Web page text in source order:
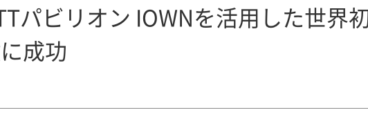
パビリオン IOWNを活用した世界
成功